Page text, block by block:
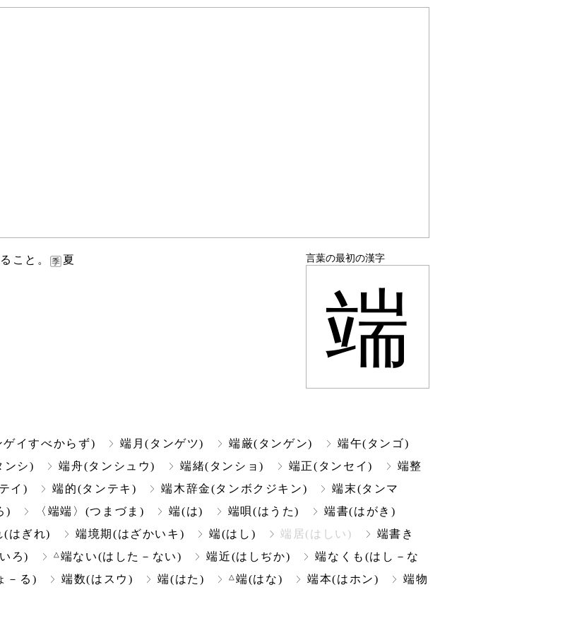
こと。 夏 言葉の最初の漢字
端
イすべからず) 端月(タンゲツ) 端厳(タンゲン)
端午(タンゴ)
ンシ) 端舟(タンシュウ) 端緒(タンショ) 端正(タンセイ)
端整
イ) 端的(タンテキ) 端木辞金(タンボクジキン)
端末(タンマ
) 〈端端〉(つまづま) 端(は) 端唄(はうた)
端書(はがき)
(はぎれ) 端境期(はざかいキ) 端(はし) 端居(はしい)
端書き
ろ) △ 端ない(はした－ない) 端近(はしぢか)
端なくも(はし－な
－る) 端数(はスウ) 端(はた) △端(はな) 端本(はホン)
端物